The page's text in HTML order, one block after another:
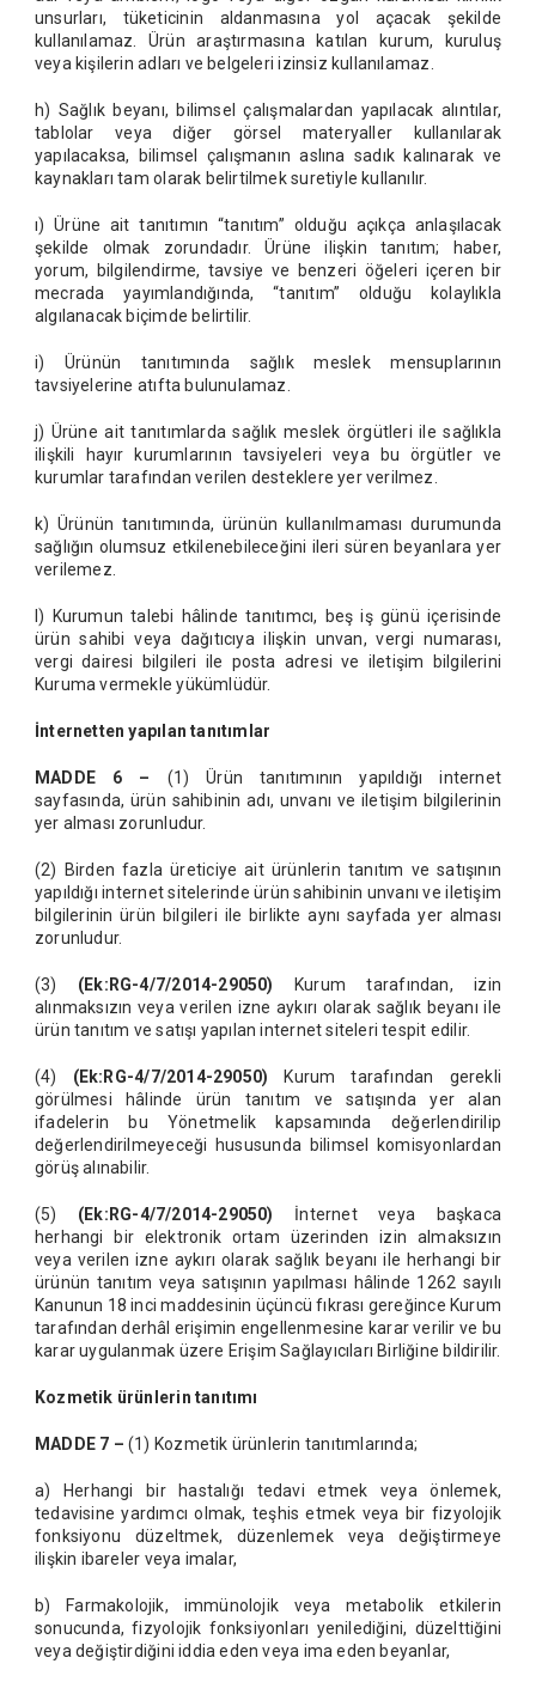
unsurları, tüketicinin aldanmasına yol açacak şekilde
kullanılamaz. Ürün araştırmasına katılan kurum, kuruluş
veya kişilerin adları ve belgeleri izinsiz kullanılamaz.
h) Sağlık beyanı, bilimsel çalışmalardan yapılacak alıntılar,
tablolar veya diğer görsel materyaller kullanılarak
yapılacaksa, bilimsel çalışmanın aslına sadık kalınarak ve
kaynakları tam olarak belirtilmek suretiyle kullanılır.
ı) Ürüne ait tanıtımın “tanıtım” olduğu açıkça anlaşılacak
şekilde olmak zorundadır. Ürüne ilişkin tanıtım; haber,
yorum, bilgilendirme, tavsiye ve benzeri öğeleri içeren bir
mecrada yayımlandığında, “tanıtım” olduğu kolaylıkla
algılanacak biçimde belirtilir.
i) Ürünün tanıtımında sağlık meslek mensuplarının
tavsiyelerine atıfta bulunulamaz.
j) Ürüne ait tanıtımlarda sağlık meslek örgütleri ile sağlıkla
ilişkili hayır kurumlarının tavsiyeleri veya bu örgütler ve
kurumlar tarafından verilen desteklere yer verilmez.
k) Ürünün tanıtımında, ürünün kullanılmaması durumunda
sağlığın olumsuz etkilenebileceğini ileri süren beyanlara yer
verilemez.
l) Kurumun talebi hâlinde tanıtımcı, beş iş günü içerisinde
ürün sahibi veya dağıtıcıya ilişkin unvan, vergi numarası,
vergi dairesi bilgileri ile posta adresi ve iletişim bilgilerini
Kuruma vermekle yükümlüdür.
İnternetten yapılan tanıtımlar
MADDE 6 – (1) Ürün tanıtımının yapıldığı internet
sayfasında, ürün sahibinin adı, unvanı ve iletişim bilgilerinin
yer alması zorunludur.
(2) Birden fazla üreticiye ait ürünlerin tanıtım ve satışının
yapıldığı internet sitelerinde ürün sahibinin unvanı ve iletişim
bilgilerinin ürün bilgileri ile birlikte aynı sayfada yer alması
zorunludur.
(3) (Ek:RG-4/7/2014-29050)
Kurum tarafından, izin
alınmaksızın veya verilen izne aykırı olarak sağlık beyanı ile
ürün tanıtım ve satışı yapılan internet siteleri tespit edilir.
(4) (Ek:RG-4/7/2014-29050)
Kurum tarafından gerekli
görülmesi hâlinde ürün tanıtım ve satışında yer alan
ifadelerin bu Yönetmelik kapsamında değerlendirilip
değerlendirilmeyeceği hususunda bilimsel komisyonlardan
görüş alınabilir.
(5) (Ek:RG-4/7/2014-29050) İnternet veya başkaca
herhangi bir elektronik ortam üzerinden izin almaksızın
veya verilen izne aykırı olarak sağlık beyanı ile herhangi bir
ürünün tanıtım veya satışının yapılması hâlinde 1262 sayılı
Kanunun 18 inci maddesinin üçüncü fıkrası gereğince Kurum
tarafından derhâl erişimin engellenmesine karar verilir ve bu
karar uygulanmak üzere Erişim Sağlayıcıları Birliğine bildirilir.
Kozmetik ürünlerin tanıtımı
MADDE 7 –(1) Kozmetik ürünlerin tanıtımlarında;
a) Herhangi bir hastalığı tedavi etmek veya önlemek,
tedavisine yardımcı olmak, teşhis etmek veya bir fizyolojik
fonksiyonu düzeltmek, düzenlemek veya değiştirmeye
ilişkin ibareler veya imalar,
b) Farmakolojik, immünolojik veya metabolik etkilerin
sonucunda, fizyolojik fonksiyonları yenilediğini, düzelttiğini
veya değiştirdiğini iddia eden veya ima eden beyanlar,